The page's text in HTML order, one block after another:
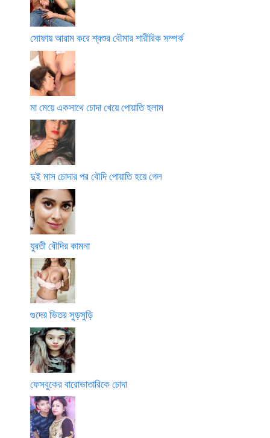
সোফায় আরাম করে শ্বশুর বৌমার শারীরিক সম্পর্ক
মা মেয়ে একসাথে চোদা খেয়ে পোয়াতি হলাম
দুই মাস চোদার পর বৌদি পোয়াতি হয়ে গেল
যুবতী বৌদির কামনা
গুদের ভিতর সুড়সুড়ি
ফেসবুকের বারোভাতারিকে চোদা